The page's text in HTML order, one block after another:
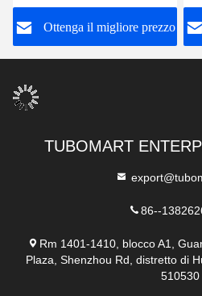
Ottenga il migliore prezzo
TUBOMART
86--
Rm 1401-1410, blocco A1,
Plaza, Shenzhou Rd, distretto di
510530